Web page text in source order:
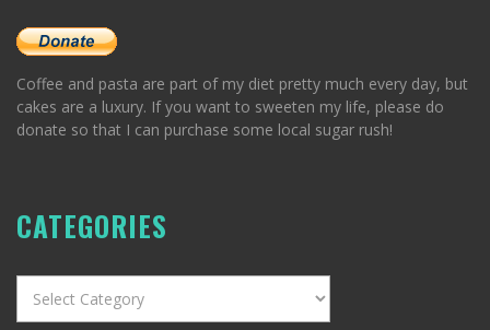
Coffee and pasta are part of my diet pretty much every day, but
cakes are a luxury. If you want to sweeten my life, please do
donate so that I can purchase some local sugar rush!
CATEGORIES